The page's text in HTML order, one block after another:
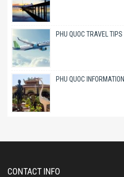
PHU QUOC TRAVEL TIPS
PHU QUOC INFORMATION
CONTACT INFO